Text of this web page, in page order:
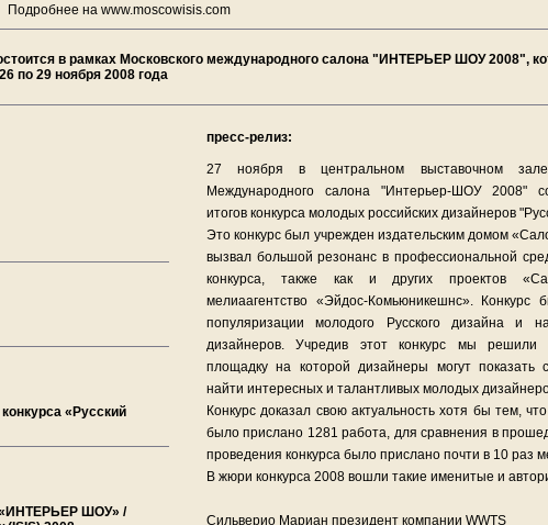
Подробнее на www.moscowisis.com
в рамках Московского международного cалона "ИНТЕРЬЕР ШОУ 2008",
по 29 ноября 2008 года
«Русский
«ИНТЕРЬЕР ШОУ» /
пресс-релиз:
27 ноября в центральном выставочном
Международного салона "Интерьер-ШОУ 2008"
итогов конкурса молодых российских дизайнеров
Это конкурс был учрежден издательским домом
вызвал большой резонанс в профессиональной
конкурса, также как и других проектов
мелиаагентство «Эйдос-Комьюникешнс».
популяризации молодого Русского дизайна и
дизайнеров. Учредив этот конкурс мы решили
площадку на которой дизайнеры могут показать
найти интересных и талантливых молодых
Конкурс доказал свою актуальность хотя бы тем,
было прислано 1281 работа, для сравнения в
проведения конкурса было прислано почти в 10 раз
В жюри конкурса 2008 вошли такие именитые и
Сильверио Мариан президент компании WWTS